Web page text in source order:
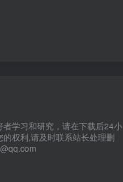
学习和研究，请在下载后24小
权利,请及时联系站长处理删